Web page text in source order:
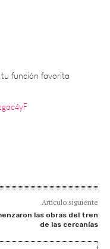
favorita
Artículo siguiente
las obras del tren
de las cercanías